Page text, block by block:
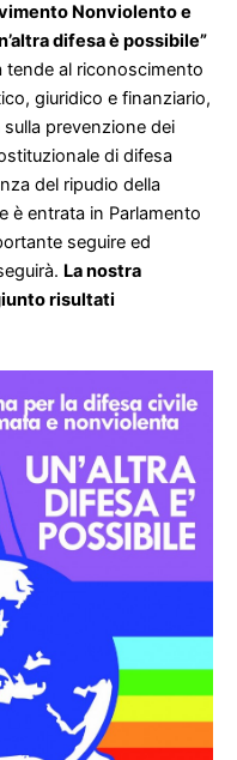
Nonviolento e
difesa è possibile”
tende al riconoscimento
giuridico e finanziario,
prevenzione dei
di difesa
del ripudio della
è entrata in Parlamento
seguire ed
La nostra
risultati